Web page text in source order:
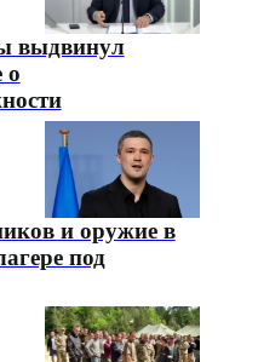
выдвинул
о
и оружие в
под